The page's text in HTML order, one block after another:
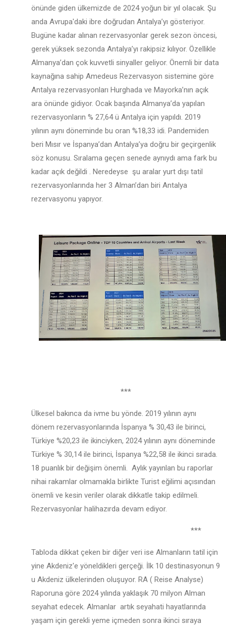
önünde giden ülkemizde de 2024 yoğun bir yıl olacak. Şu
anda Avrupa'daki ibre doğrudan Antalya’yı gösteriyor.
Bugüne kadar alınan rezervasyonlar gerek sezon öncesi,
gerek yüksek sezonda Antalya’yı rakipsiz kılıyor. Özellikle
Almanya’dan çok kuvvetli sinyaller geliyor. Önemli bir data
kaynağına sahip Amedeus Rezervasyon sistemine göre
Antalya rezervasyonları Hurghada ve Mayorka’nın açık
ara önünde gidiyor. Ocak başında Almanya’da yapılan
rezervasyonların % 27,64 ü Antalya için yapıldı. 2019
yılının aynı döneminde bu oran %18,33 idi. Pandemiden
beri Mısır ve İspanya’dan Antalya’ya doğru bir geçirgenlik
söz konusu. Sıralama geçen senede aynıydı ama fark bu
kadar açık değildi . Neredeyse şu aralar yurt dışı tatil
rezervasyonlarında her 3 Alman’dan biri Antalya
rezervasyonu yapıyor.
***
Ülkesel bakınca da ivme bu yönde. 2019 yılının aynı
dönem rezervasyonlarında İspanya % 30,43 ile birinci,
Türkiye %20,23 ile ikinciyken, 2024 yılının aynı döneminde
Türkiye % 30,14 ile birinci, İspanya %22,58 ile ikinci sırada.
18 puanlık bir değişim önemli. Aylık yayınlan bu raporlar
nihai rakamlar olmamakla birlikte Turist eğilimi açısından
önemli ve kesin veriler olarak dikkatle takip edilmeli.
Rezervasyonlar halihazırda devam ediyor.
***
Tabloda dikkat çeken bir diğer veri ise Almanların tatil için
yine Akdeniz'e yöneldikleri gerçeği. İlk 10 destinasyonun 9
u Akdeniz ülkelerinden oluşuyor. RA ( Reise Analyse)
Raporuna göre 2024 yılında yaklaşık 70 milyon Alman
seyahat edecek. Almanlar artık seyahati hayatlarında
yaşam için gerekli yeme içmeden sonra ikinci sıraya